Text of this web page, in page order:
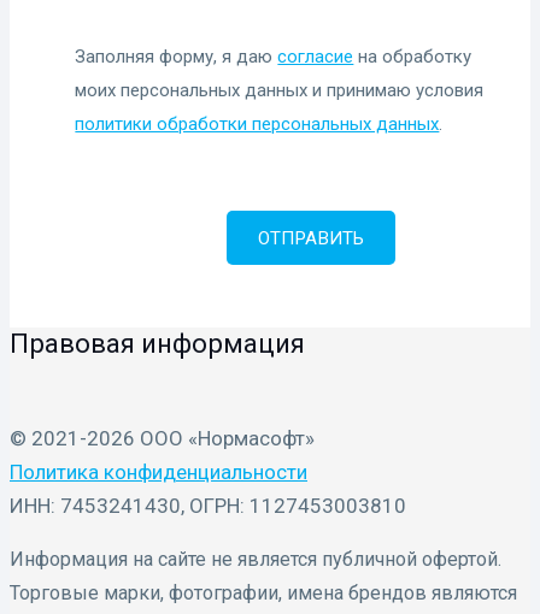
Заполняя форму, я даюсогласие на обработку
моих персональных данных и принимаю условия
политики обработки персональных данных.
Правовая информация
© 2021-2026 ООО «Нормасофт»
Политика конфиденциальности
ИНН: 7453241430, ОГРН: 1127453003810
Информация на сайте не является публичной офертой.
Торговые марки, фотографии, имена брендов являются